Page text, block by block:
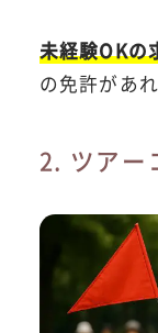
未経験OKの
の免許があ
2. ツアー